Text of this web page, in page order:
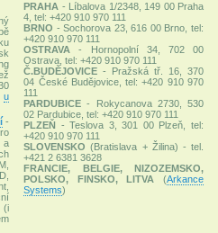
u
-
(i
PRAHA - Líbalova 1/2348, 149 00 Praha
4, tel: +420 910 970 111
BRNO - Sochorova 23, 616 00 Brno, tel:
+420 910 970 111
OSTRAVA
- Hornopolní 34, 702 00
Ostrava, tel: +420 910 970 111
Č.BUDĚJOVICE - Pražská tř. 16, 370
04 České Budějovice, tel: +420 910 970
111
PARDUBICE - Rokycanova 2730, 530
02 Pardubice, tel: +420 910 970 111
PLZEŇ - Teslova 3, 301 00 Plzeň, tel:
+420 910 970 111
SLOVENSKO (Bratislava + Žilina) - tel.
+421 2 6381 3628
FRANCIE, BELGIE, NIZOZEMSKO,
POLSKO, FINSKO, LITVA
(Arkance
Systems)